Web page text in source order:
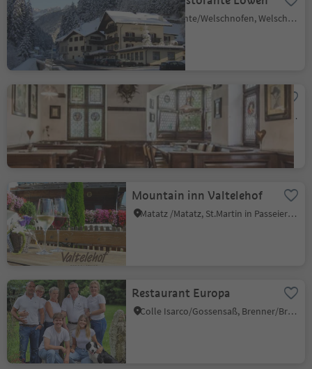
Nova Levante/Welschnofen, Welschnofen/Nova Levante, Dolomites Region Eggental
Batzenhäusl - Ca' de Bezzi
Bolzano Centro/Bozen Zentrum, Bolzano/Bozen, Bolzano/Bozen and environs
Mountain inn Valtelehof
Matatz /Matatz, St.Martin in Passeier/San Martino in Passiria, Meran/Merano and environs
Restaurant Europa
Colle Isarco/Gossensaß, Brenner/Brennero, Sterzing/Vipiteno and environs